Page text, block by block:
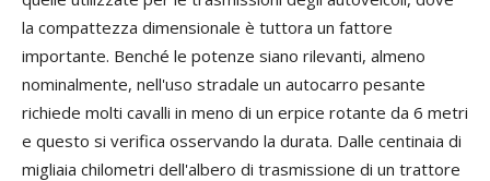
la compattezza dimensionale è tuttora un fattore
importante. Benché le potenze siano rilevanti, almeno
nominalmente, nell'uso stradale un autocarro pesante
richiede molti cavalli in meno di un erpice rotante da 6 metri
e questo si verifica osservando la durata. Dalle centinaia di
migliaia chilometri dell'albero di trasmissione di un trattore